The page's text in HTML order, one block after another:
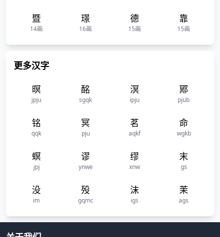
暨
14画
璟
16画
德
15画
靠
15画
更多汉字
暝
jpju
酩
sgqk
溟
ipju
鄍
pjub
铭
qqk
冥
pju
茗
aqkf
命
wgkb
螟
jpj
谬
ynwe
缪
xnw
末
gs
没
im
殁
gqmc
沫
igs
茉
ags